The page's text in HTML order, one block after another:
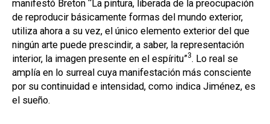
manifestó Breton “La pintura, liberada de la preocupación
de reproducir básicamente formas del mundo exterior,
utiliza ahora a su vez, el único elemento exterior del que
ningún arte puede prescindir, a saber, la representación
interior, la imagen presente en el espíritu”3. Lo real se
amplía en lo surreal cuya manifestación más consciente
por su continuidad e intensidad, como indica Jiménez, es
el sueño.